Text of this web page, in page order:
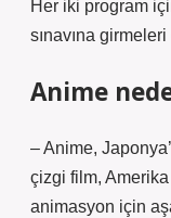
Her iki program
sınavına
Anime
– Anime,
çizgi film,
animasyon için